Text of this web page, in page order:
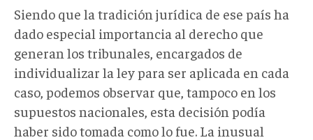
Siendo que la tradición jurídica de ese país ha
dado especial importancia al derecho que
generan los tribunales, encargados de
individualizar la ley para ser aplicada en cada
caso, podemos observar que, tampoco en los
supuestos nacionales, esta decisión podía
haber sido tomada como lo fue. La inusual